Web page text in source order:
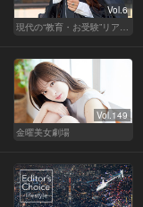
Vol.6
現代の“教育・お受験”リアルドキュメント
Vol.149
金曜美女劇場